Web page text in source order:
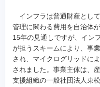
インフラは普通財産とし
管理に関わる費用を自治体
15年の見通しですが、イン
が担うスキームにより、事
され、マイクログリッドに
されました。事業主体は、
支援組織の一般社団法人東